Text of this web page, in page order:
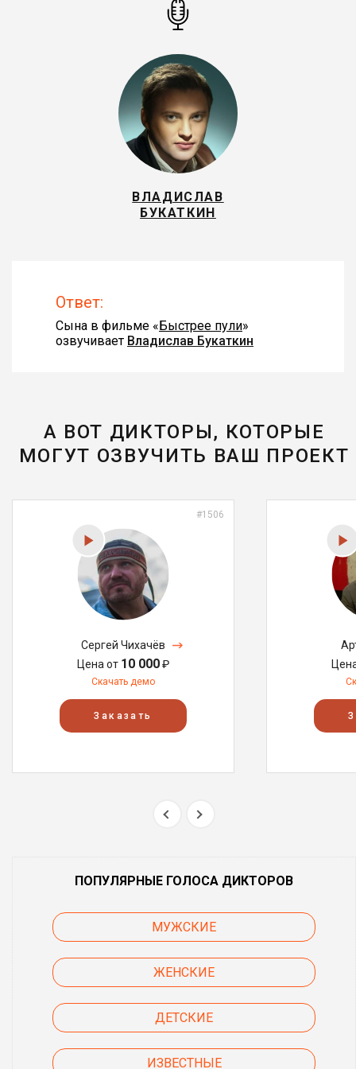
ВЛАДИСЛАВ
БУКАТКИН
Ответ:
Сына в фильме «Быстрее пули»
озвучивает Владислав Букаткин
А ВОТ ДИКТОРЫ, КОТОРЫЕ
МОГУТ ОЗВУЧИТЬ ВАШ ПРОЕКТ
#1506
Сергей Чихачёв
Цена от 10 000₽
Скачать демо
Заказать
ПОПУЛЯРНЫЕ ГОЛОСА ДИКТОРОВ
МУЖСКИЕ
ЖЕНСКИЕ
ДЕТСКИЕ
ИЗВЕСТНЫЕ